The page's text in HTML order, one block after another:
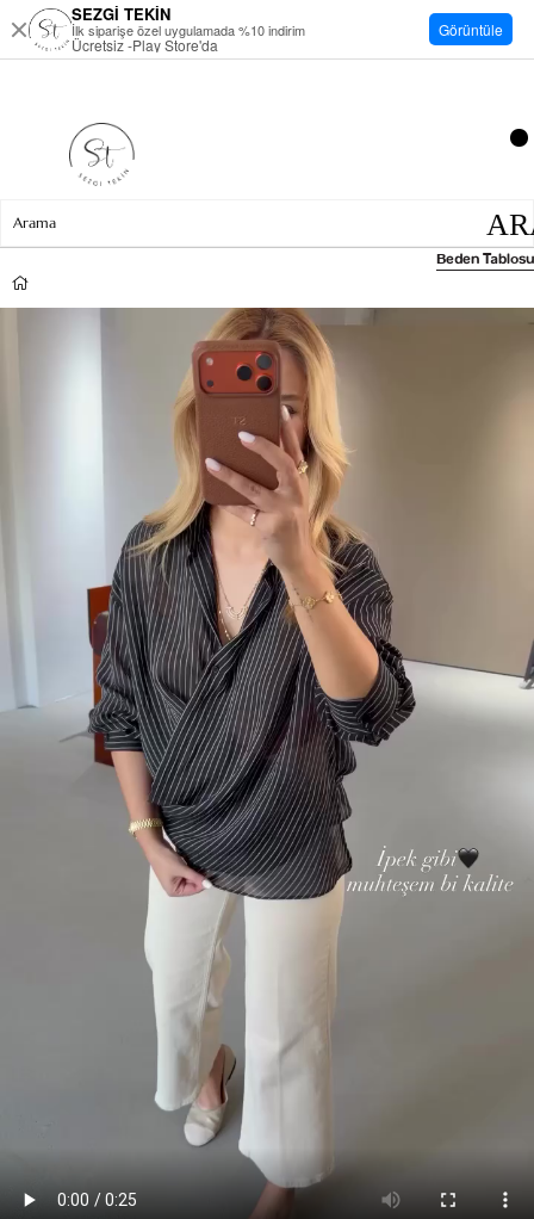
Beden Tablosu
SEZGİ TEKİN
İlk siparişe özel uygulamada %10 indirim
Ücretsiz -Play Store'da
Görüntüle